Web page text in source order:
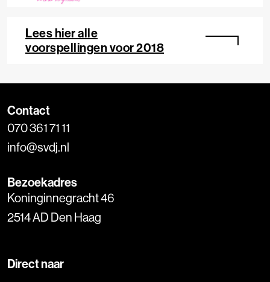
Lees hier alle
voorspellingen voor 2018
Contact
070 361 71 11
info@svdj.nl
Bezoekadres
Koninginnegracht 46
2514 AD Den Haag
Direct naar